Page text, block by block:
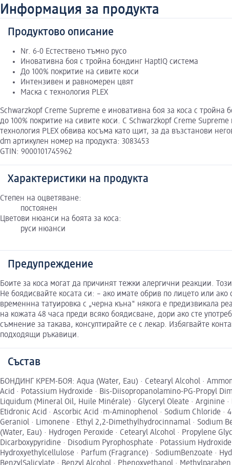
Информация за продукта
Продуктово описание
Nr. 6-0 Естествено тъмно русо
Иновативна боя с тройна бондинг HaptIQ система
До 100% покритие на сивите коси
Интензивен и равномерен цвят
Маска с технология PLEX
Schwarzkopf Creme Supreme е иновативна боя за коса с
до 100% покритие на сивите коси. С Schwarzkopf Creme
технология PLEX обвива косъма като щит, за да възстанови
dm артикулен номер на продукта: 3083453
GTIN: 9000101745962
Характеристики на продукта
Степен на оцветяване:
постоянен
Цветови нюанси на боята за коса:
руси нюанси
Предупреждение
Боите за коса могат да причинят тежки алергични реакции.
Не боядисвайте косата си: – ако имате обрив по лицето или
временнна татуировка с „черна къна" някога е предизвикала
на кожата 48 часа преди всяко боядисване, дори ако сте
съмнение за такава, консултирайте се с лекар. Избягвайте
подходящи ръкавици.
Състав
БОНДИНГ КРЕМ-БОЯ: Aqua (Water, Eau) · Cetearyl Alcohol ·
Acid · Potassium Hydroxide · Bis-Diisopropanolamino-PG-Propyl
Liquidum (Mineral Oil, Huile Minérale) · Glyceryl Oleate · Arginine
Etidronic Acid · Ascorbic Acid ·m-Aminophenol · Sodium Chloride
Geraniol · Limonene · Ethyl 2,2-Dimethylhydrocinnamal · Sodium
(Water, Eau) · Hydrogen Peroxide · Cetearyl Alcohol · Propylene
Dicarboxypyridine · Disodium Pyrophosphate · Potassium
Hydroxyethylcellulose · Parfum (Fragrance) · SodiumBenzoate ·